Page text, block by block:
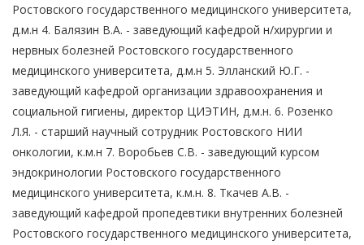
Ростовского государственного медицинского университета,
д.м.н 4. Балязин В.А. - заведующий кафедрой н/хирургии и
нервных болезней Ростовского государственного
медицинского университета, д.м.н 5. Элланский Ю.Г. -
заведующий кафедрой организации здравоохранения и
социальной гигиены, директор ЦИЭТИН, д.м.н. 6. Розенко
Л.Я. - старший научный сотрудник Ростовского НИИ
онкологии, к.м.н 7. Воробьев С.В. - заведующий курсом
эндокринологии Ростовского государственного
медицинского университета, к.м.н. 8. Ткачев А.В. -
заведующий кафедрой пропедевтики внутренних болезней
Ростовского государственного медицинского университета,